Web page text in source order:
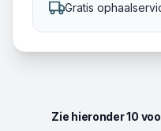
Gratis
Zie hieronder 10